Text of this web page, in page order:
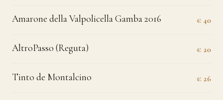
Amarone della Valpolicella Gamba 2016 € 40
AltroPasso (Reguta) € 20
Tinto de Montalcino € 26